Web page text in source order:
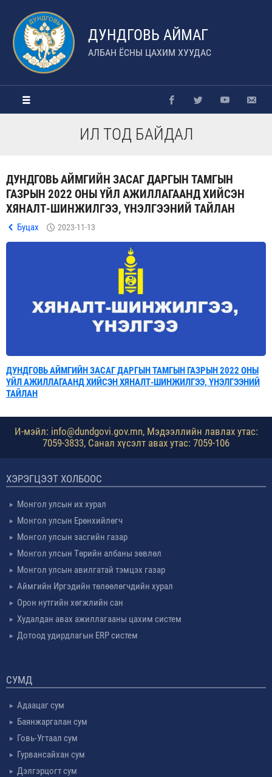
ДУНДГОВЬ АЙМАГ
АЛБАН ЁСНЫ ЦАХИМ ХУУДАС
ИЛ ТОД БАЙДАЛ
ДУНДГОВЬ АЙМГИЙН ЗАСАГ ДАРГЫН ТАМГЫН
ГАЗРЫН 2022 ОНЫ ҮЙЛ АЖИЛЛАГААНД ХИЙСЭН
ХЯНАЛТ-ШИНЖИЛГЭЭ, ҮНЭЛГЭЭНИЙ ТАЙЛАН
Буцах 2023-11-13
ДУНДГОВЬ АЙМГИЙН ЗАСАГ ДАРГЫН ТАМГЫН ГАЗРЫН 2022 ОНЫ
ҮЙЛ АЖИЛЛАГААНД ХИЙСЭН ХЯНАЛТ-ШИНЖИЛГЭЭ, ҮНЭЛГЭЭНИЙ
ТАЙЛАН
И-мэйл: info@dundgovi.gov.mn, Мэдээллийн лавлах утас:
7059-3833, Санал хүсэлт авах утас: 7059-106
ХЭРЭГЦЭЭТ ХОЛБООС
Монгол улсын их хурал
Монгол улсын Ерөнхийлөгч
Монгол улсын засгийн газар
Монгол улсын Төрийн албаны зөвлөл
Монгол улсын авилгатай тэмцэх газар
Аймгийн Иргэдийн төлөөлөгчдийн хурал
Орон нутгийн хөгжлийн сан
Худалдан авах ажиллагааны цахим систем
Дотоод удирдлагын ERP систем
СУМД
Адаацаг сум
Баянжаргалан сум
Говь-Угтаал сум
Гурвансайхан сум
Дэлгэрцогт сум